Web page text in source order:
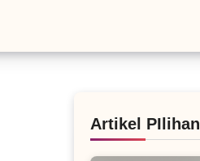
Artikel PIlihan